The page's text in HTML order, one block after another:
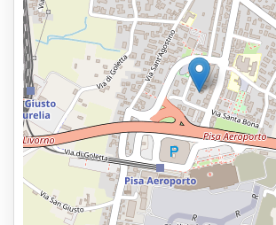
Possibile manutenzione al veicolo
Servizi
Aperto 24 ore
Prenota in anticipo
600m a piedi dall’area partenze
Tipi di parcheggio